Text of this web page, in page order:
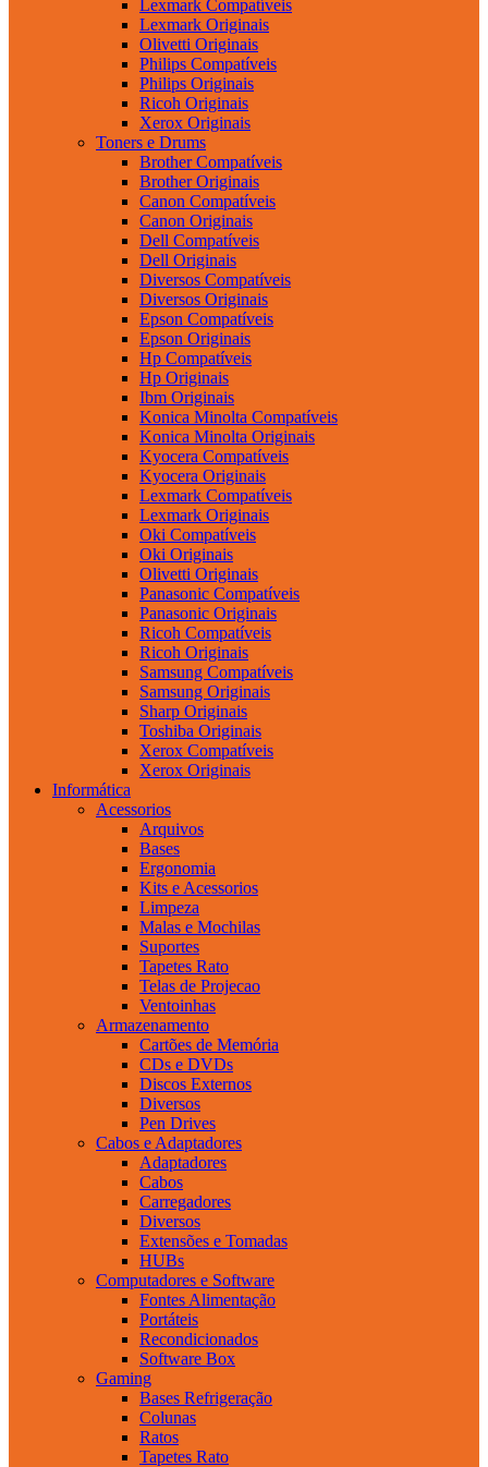
Lexmark Compatíveis
Lexmark Originais
Olivetti Originais
Philips Compatíveis
Philips Originais
Ricoh Originais
Xerox Originais
Toners e Drums
Brother Compatíveis
Brother Originais
Canon Compatíveis
Canon Originais
Dell Compatíveis
Dell Originais
Diversos Compatíveis
Diversos Originais
Epson Compatíveis
Epson Originais
Hp Compatíveis
Hp Originais
Ibm Originais
Konica Minolta Compatíveis
Konica Minolta Originais
Kyocera Compatíveis
Kyocera Originais
Lexmark Compatíveis
Lexmark Originais
Oki Compatíveis
Oki Originais
Olivetti Originais
Panasonic Compatíveis
Panasonic Originais
Ricoh Compatíveis
Ricoh Originais
Samsung Compatíveis
Samsung Originais
Sharp Originais
Toshiba Originais
Xerox Compatíveis
Xerox Originais
Informática
Acessorios
Arquivos
Bases
Ergonomia
Kits e Acessorios
Limpeza
Malas e Mochilas
Suportes
Tapetes Rato
Telas de Projecao
Ventoinhas
Armazenamento
Cartões de Memória
CDs e DVDs
Discos Externos
Diversos
Pen Drives
Cabos e Adaptadores
Adaptadores
Cabos
Carregadores
Diversos
Extensões e Tomadas
HUBs
Computadores e Software
Fontes Alimentação
Portáteis
Recondicionados
Software Box
Gaming
Bases Refrigeração
Colunas
Ratos
Tapetes Rato